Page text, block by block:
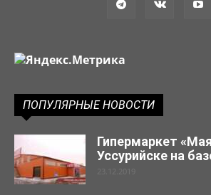
ПОПУЛЯРНЫЕ НОВОСТИ
Гипермаркет
Уссурийске на
23.12.2019